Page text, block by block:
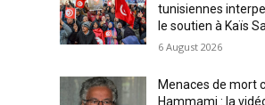
tunisiennes
le soutien à Kaïs
6 August 2026
Menaces de mort
Hammami : la